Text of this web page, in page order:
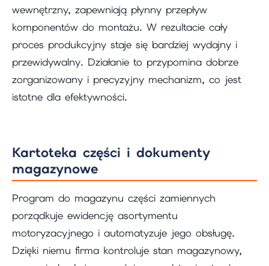
wewnętrzny, zapewniają płynny przepływ
komponentów do montażu. W rezultacie cały
proces produkcyjny staje się bardziej wydajny i
przewidywalny. Działanie to przypomina dobrze
zorganizowany i precyzyjny mechanizm, co jest
istotne dla efektywności.
Kartoteka części i dokumenty
magazynowe
Program do magazynu części zamiennych
porządkuje ewidencję asortymentu
motoryzacyjnego i automatyzuje jego obsługę.
Dzięki niemu firma kontroluje stan magazynowy,